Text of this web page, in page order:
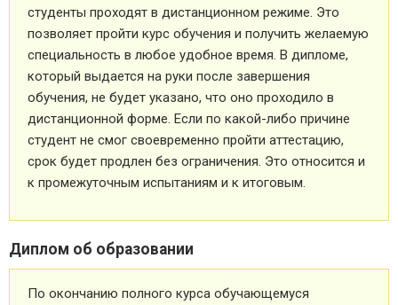
студенты проходят в дистанционном режиме. Это
позволяет пройти курс обучения и получить желаемую
специальность в любое удобное время. В дипломе,
который выдается на руки после завершения
обучения, не будет указано, что оно проходило в
дистанционной форме. Если по какой-либо причине
студент не смог своевременно пройти аттестацию,
срок будет продлен без ограничения. Это относится и
к промежуточным испытаниям и к итоговым.
Диплом об образовании
По окончанию полного курса обучающемуся